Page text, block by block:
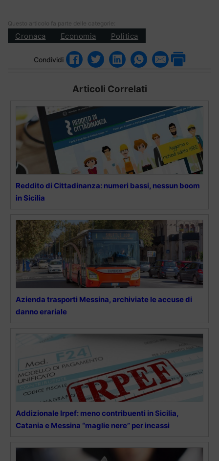
Questo articolo fa parte delle categorie:
Cronaca Economia Politica
Condividi
Articoli Correlati
Reddito di Cittadinanza: numeri bassi, nessun boom
in Sicilia
Azienda trasporti Messina, archiviate le accuse di
danno erariale
Addizionale Irpef: meno contribuenti in Sicilia,
Catania e Messina “maglie nere” per incassi